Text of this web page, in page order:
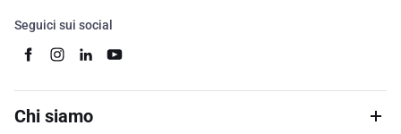
Seguici sui social
Chi siamo